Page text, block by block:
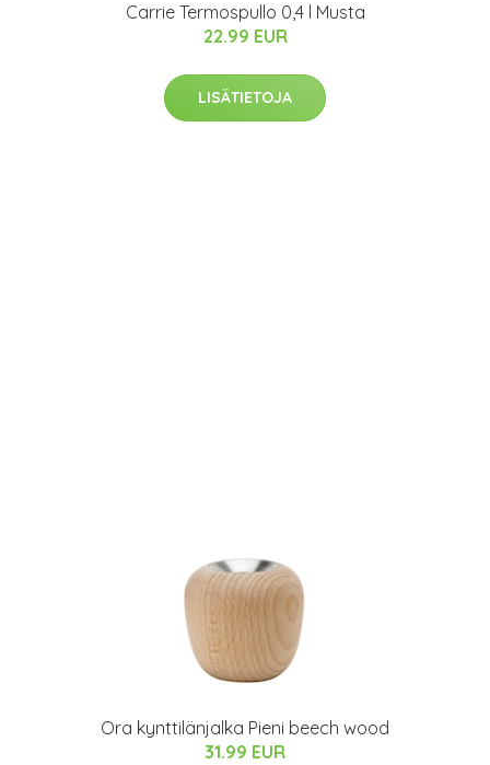
Carrie Termospullo 0,4 l Musta
22.99 EUR
LISÄTIETOJA
Ora kynttilänjalka Pieni beech wood
31.99 EUR